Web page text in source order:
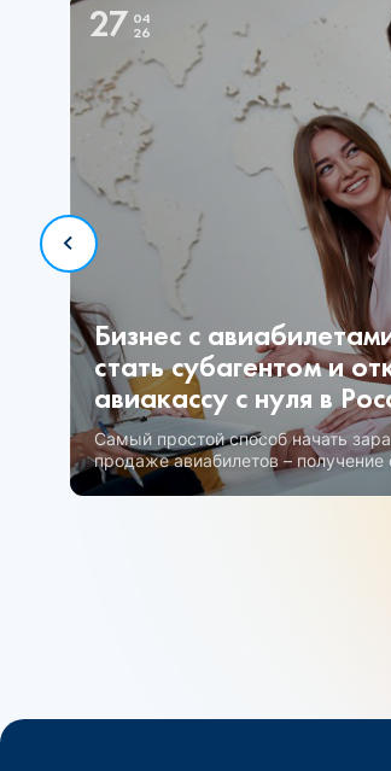
27 04
26
Бизнес с авиабилетами:
стать субагентом и
авиакассу с нуля в
Самый простой способ начать
продаже авиабилетов – получение
статуса.